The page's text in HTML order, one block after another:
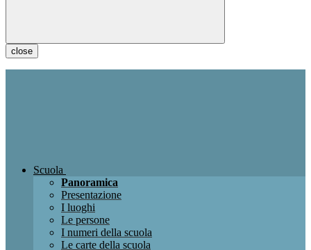
close
Scuola
Panoramica
Presentazione
I luoghi
Le persone
I numeri della scuola
Le carte della scuola